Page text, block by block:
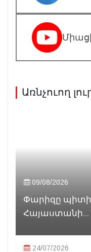
Առնչուող
09/08/2026
Փարիզը պիտի
Հայաստանի...
24/07/2026